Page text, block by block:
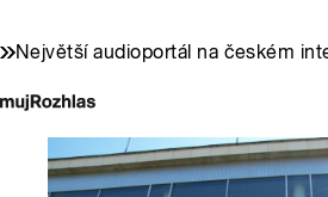
Největší audioportál na českém